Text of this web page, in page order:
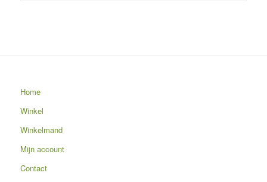
Home
Winkel
Winkelmand
Mijn account
Contact